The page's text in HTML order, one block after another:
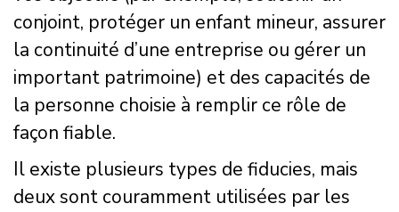
conjoint, protéger un enfant mineur, assurer
la continuité d’une entreprise ou gérer un
important patrimoine) et des capacités de
la personne choisie à remplir ce rôle de
façon fiable.
Il existe plusieurs types de fiducies, mais
deux sont couramment utilisées par les